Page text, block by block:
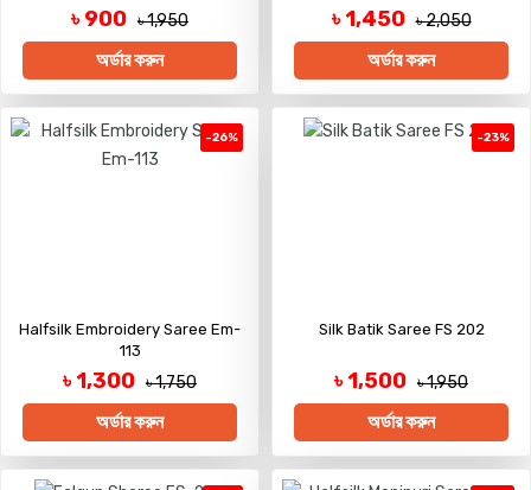
৳ 900 ৳ 1,950
অর্ডার করুন
৳ 1,450 ৳ 2,050
অর্ডার করুন
-26%
Halfsilk Embroidery Saree Em-
113
৳ 1,300 ৳ 1,750
অর্ডার করুন
-23%
Silk Batik Saree FS 202
৳ 1,500 ৳ 1,950
অর্ডার করুন